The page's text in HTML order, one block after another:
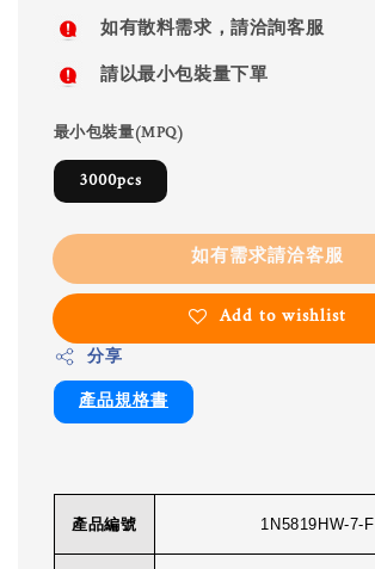
如有散料需求，請洽詢客服
請以最小包裝量下單
最小包裝量(MPQ)
3000pcs
如有需求請洽客服
Add to wishlist
分享
產品規格書
產品編號 1N5819HW-7-F